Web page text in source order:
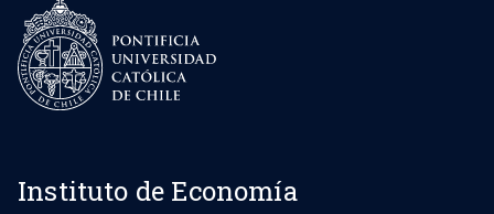
Instituto de Economía